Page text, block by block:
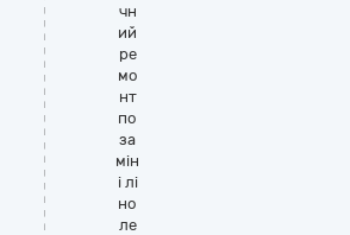
чн
ий
ре
мо
нт
по
за
мін
і лі
но
ле